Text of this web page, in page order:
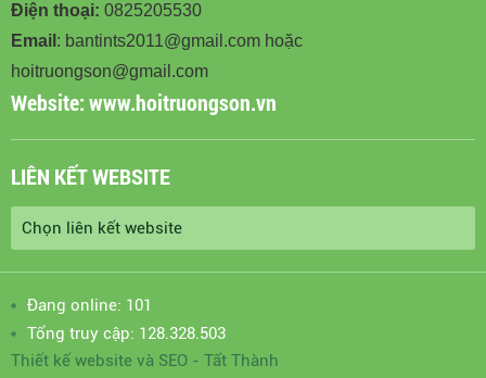
Điện thoại: 0825205530
Email : bantints2011@gmail.com hoặc
hoitruongson@gmail.com
Website:www.hoitruongson.vn
LIÊN KẾT WEBSITE
Đang online: 101
Tổng truy cập: 128.328.503
Thiết kế website và SEO - Tất Thành